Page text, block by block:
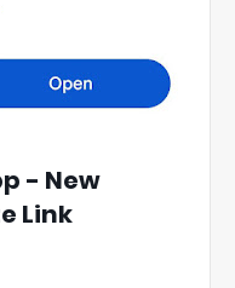
- New
Link